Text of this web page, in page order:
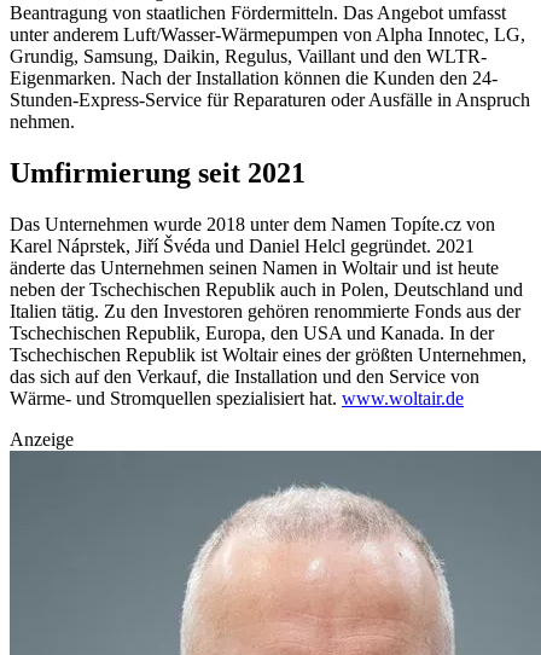
Beantragung von staatlichen Fördermitteln. Das Angebot umfasst
unter anderem Luft/Wasser-Wärmepumpen von Alpha Innotec, LG,
Grundig, Samsung, Daikin, Regulus, Vaillant und den WLTR-
Eigenmarken. Nach der Installation können die Kunden den 24-
Stunden-Express-Service für Reparaturen oder Ausfälle in Anspruch
nehmen.
Umfirmierung seit 2021
Das Unternehmen wurde 2018 unter dem Namen Topíte.cz von
Karel Náprstek, Jiří Švéda und Daniel Helcl gegründet. 2021
änderte das Unternehmen seinen Namen in Woltair und ist heute
neben der Tschechischen Republik auch in Polen, Deutschland und
Italien tätig. Zu den Investoren gehören renommierte Fonds aus der
Tschechischen Republik, Europa, den USA und Kanada. In der
Tschechischen Republik ist Woltair eines der größten Unternehmen,
das sich auf den Verkauf, die Installation und den Service von
Wärme- und Stromquellen spezialisiert hat. www.woltair.de
Anzeige